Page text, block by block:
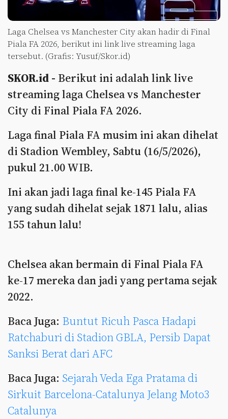
Laga Chelsea vs Manchester City akan hadir di Final
Piala FA 2026, berikut ini link live streaming laga
tersebut. (Grafis: Yusuf/Skor.id)
SKOR.id - Berikut ini adalah link live
streaming laga Chelsea vs Manchester
City di Final Piala FA 2026.
Laga final Piala FA musim ini akan dihelat
di Stadion Wembley, Sabtu (16/5/2026),
pukul 21.00 WIB.
Ini akan jadi laga final ke-145 Piala FA
yang sudah dihelat sejak 1871 lalu, alias
155 tahun lalu!
Chelsea akan bermain di Final Piala FA
ke-17 mereka dan jadi yang pertama sejak
2022.
Baca Juga: Buntut Ricuh Pasca Hadapi
Ratchaburi di Stadion GBLA, Persib Dapat
Sanksi Berat dari AFC
Baca Juga: Sejarah Veda Ega Pratama di
Sirkuit Barcelona-Catalunya Jelang Moto3
Catalunya